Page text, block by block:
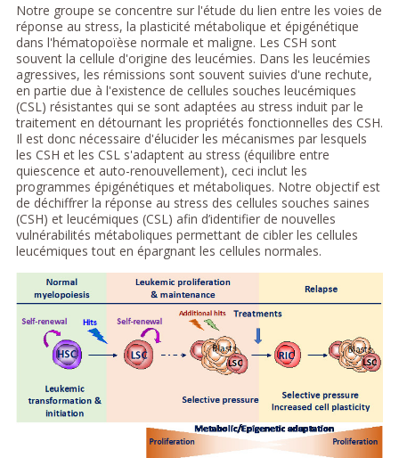
Notre groupe se concentre sur l'étude du lien entre les voies de
réponse au stress, la plasticité métabolique et épigénétique
dans l'hématopoïèse normale et maligne. Les CSH sont
souvent la cellule d'origine des leucémies. Dans les leucémies
agressives, les rémissions sont souvent suivies d'une rechute,
en partie due à l'existence de cellules souches leucémiques
(CSL) résistantes qui se sont adaptées au stress induit par le
traitement en détournant les propriétés fonctionnelles des CSH.
Il est donc nécessaire d'élucider les mécanismes par lesquels
les CSH et les CSL s'adaptent au stress (équilibre entre
quiescence et auto-renouvellement), ceci inclut les
programmes épigénétiques et métaboliques. Notre objectif est
de déchiffrer la réponse au stress des cellules souches saines
(CSH) et leucémiques (CSL) afin d’identifier de nouvelles
vulnérabilités métaboliques permettant de cibler les cellules
leucémiques tout en épargnant les cellules normales.